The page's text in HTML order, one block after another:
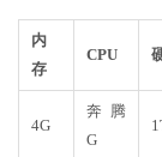
内
存
CPU
4G
奔腾
G